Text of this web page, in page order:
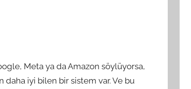
Meta ya da Amazon söylüyorsa,
iyi bilen bir sistem var. Ve bu